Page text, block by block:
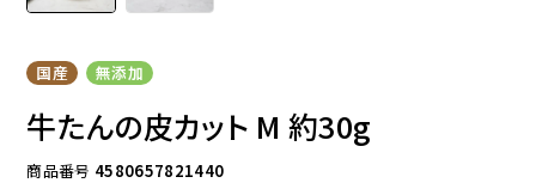
国産 無添加
牛たんの皮カット M 約30g
商品番号 4580657821440